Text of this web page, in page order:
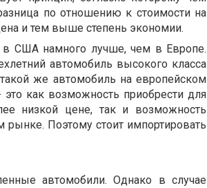
по отношению к стоимости на
и тем выше степень экономии.
в США намного лучше, чем в Европе.
автомобиль высокого класса
же автомобиль на европейском
как возможность приобрести для
низкой цене, так и возможность
Поэтому стоит импортировать
автомобили. Однако в случае